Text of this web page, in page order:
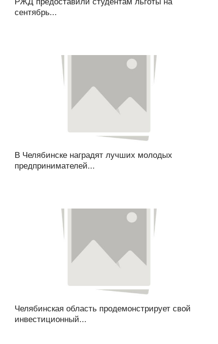
сентябрь...
В Челябинске наградят лучших молодых
предпринимателей...
Челябинская область продемонстрирует свой
инвестиционный...